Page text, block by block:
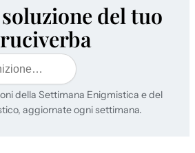
del tuo
della Settimana Enigmistica e del
aggiornate ogni settimana.